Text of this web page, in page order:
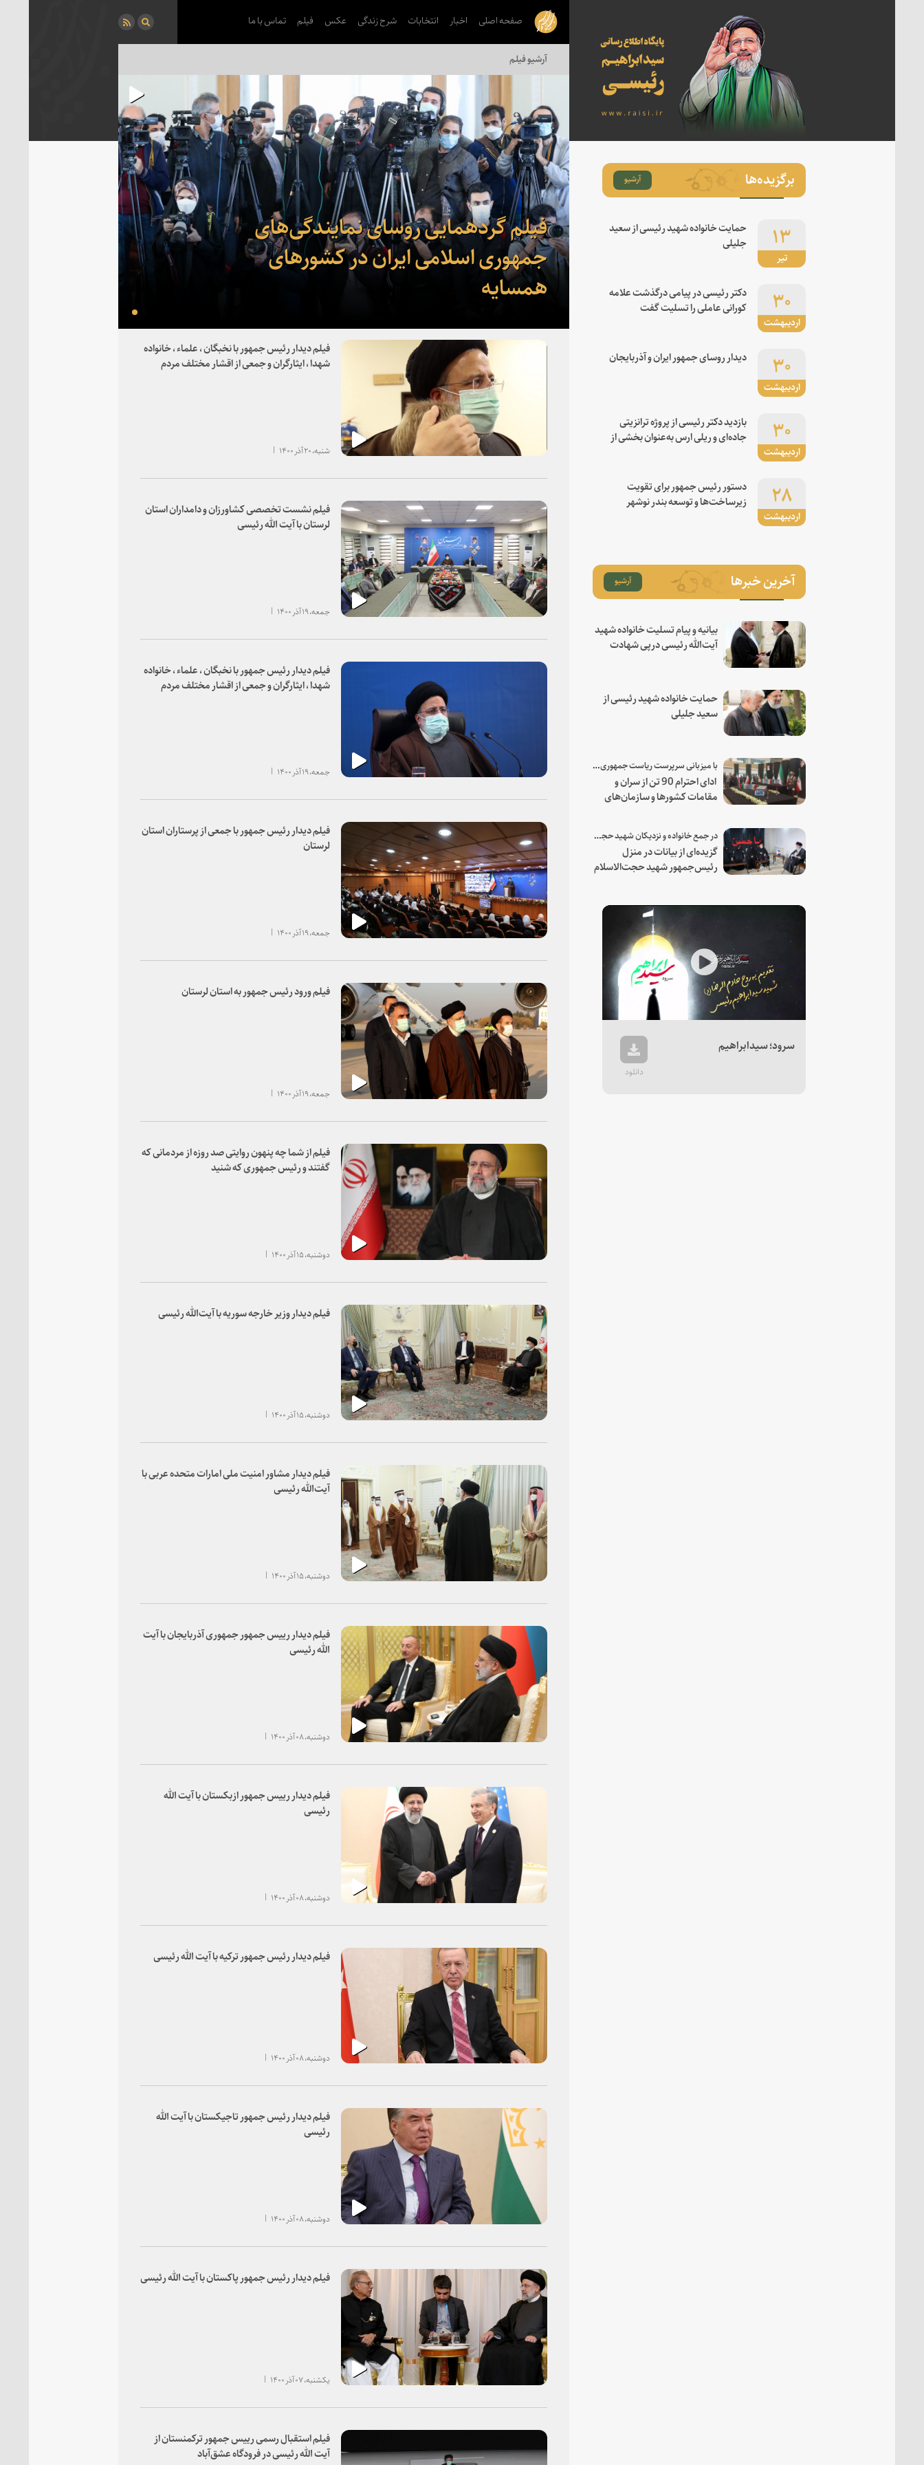
صفحه اصلی اخبار انتخابات شرح زندگی عکس فیلم تماس با ما
آرشیو فیلم
روسای نمایندگی‌های
ایران در کشورهای
فیلم گردهمایی روسای نمایندگی‌های
جمهوری اسلامی ایران در کشورهای
همسایه
فیلم دیدار رئیس جمهور با نخبگان ، علماء ، خانواده
شهدا ، ایثارگران و جمعی از اقشار مختلف مردم
شنبه، ۲۰ آذر ۱۴۰۰
فیلم نشست تخصصی کشاورزان و دامداران استان
لرستان با آیت الله رئیسی
جمعه، ۱۹ آذر ۱۴۰۰
فیلم دیدار رئیس جمهور با نخبگان ، علماء ، خانواده
شهدا ، ایثارگران و جمعی از اقشار مختلف مردم
جمعه، ۱۹ آذر ۱۴۰۰
فیلم دیدار رئیس جمهور با جمعی از پرستاران استان
لرستان
جمعه، ۱۹ آذر ۱۴۰۰
فیلم ورود رئیس‌ جمهور به استان لرستان
جمعه، ۱۹ آذر ۱۴۰۰
فیلم از شما چه پنهون روایتی صد روزه از مردمانی که
گفتند و رئیس جمهوری که شنید
دوشنبه، ۱۵ آذر ۱۴۰۰
فیلم دیدار وزیر خارجه سوریه با آیت‌الله رئیسی
دوشنبه، ۱۵ آذر ۱۴۰۰
فیلم دیدار مشاور امنیت ملی امارات متحده عربی با
آیت‌الله رئیسی
دوشنبه، ۱۵ آذر ۱۴۰۰
فیلم دیدار رییس جمهور جمهوری آذربایجان با آیت
الله رئیسی
دوشنبه، ۰۸ آذر ۱۴۰۰
فیلم دیدار رییس جمهور ازبکستان با آیت الله
رئیسی
دوشنبه، ۰۸ آذر ۱۴۰۰
فیلم دیدار رئیس جمهور ترکیه با آیت الله رئیسی
دوشنبه، ۰۸ آذر ۱۴۰۰
فیلم دیدار رئیس جمهور تاجیکستان با آیت الله
رئیسی
دوشنبه، ۰۸ آذر ۱۴۰۰
فیلم دیدار رئیس جمهور پاکستان با آیت الله رئیسی
یکشنبه، ۰۷ آذر ۱۴۰۰
فیلم استقبال رسمی رییس جمهور ترکمنستان از
آیت الله رئیسی در فرودگاه عشق‌آباد
برگزیده‌ها آرشیو
تیر
۱۳
حمایت خانواده شهید رئیسی از سعید
جلیلی
اردیبهشت
۳۰
دکتر رئیسی در پیامی درگذشت علامه
کورانی عاملی را تسلیت گفت
اردیبهشت
۳۰ دیدار روسای جمهور ایران و آذربایجان
اردیبهشت
۳۰
بازدید دکتر رئیسی از پروژه ترانزیتی
جاده‌ای و ریلی ارس به‌عنوان بخشی از
اردیبهشت
۲۸
دستور رئیس جمهور برای تقویت
زیرساخت‌ها و توسعه بندر نوشهر
آخرین خبرها آرشیو
بیانیه و پیام تسلیت خانواده شهید
آیت‌الله رئیسی درپی شهادت
حمایت خانواده شهید رئیسی از
سعید جلیلی
با میزبانی سرپرست ریاست جمهوری صورت گرفت؛
ادای احترام 90 تن از سران و
مقامات کشورها و سازمان‌های
در جمع خانواده و نزدیکان شهید حجت‌الاسلام‌والمسلمین رئیسی:
گزیده‌ای از بیانات در منزل
رئیس‌جمهور شهید حجت‌الاسلام
Play
Video
سرود؛ سیدابراهیم
دانلود